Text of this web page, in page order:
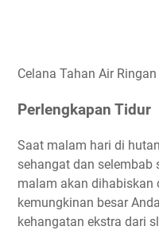
Celana Tahan Air Ringan
Perlengkapan Tidur
Saat malam hari di
sehangat dan selembab
malam akan dihabiskan
kemungkinan besar
kehangatan ekstra dari